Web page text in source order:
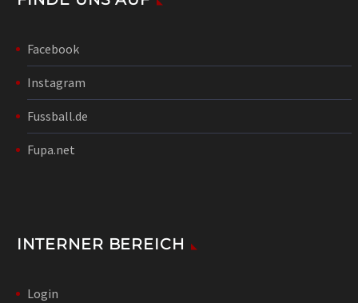
Facebook
Instagram
Fussball.de
Fupa.net
INTERNER BEREICH
Login